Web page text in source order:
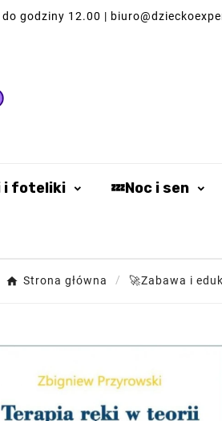
do godziny 12.00 |
i foteliki 💤Noc i sen
Strona główna 🚀Zabawa i